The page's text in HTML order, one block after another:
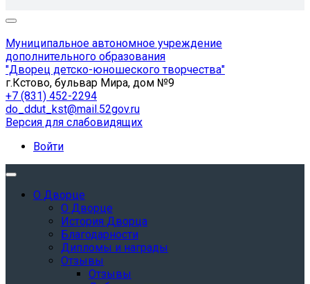
Муниципальное автономное учреждение
дополнительного образования
"Дворец детско-юношеского творчества"
г.Кстово, бульвар Мира, дом №9
+7 (831) 452-2294
do_ddut_kst@mail.52gov.ru
Версия для слабовидящих
Войти
О Дворце
О Дворце
История Дворца
Благодарности
Дипломы и награды
Отзывы
Отзывы